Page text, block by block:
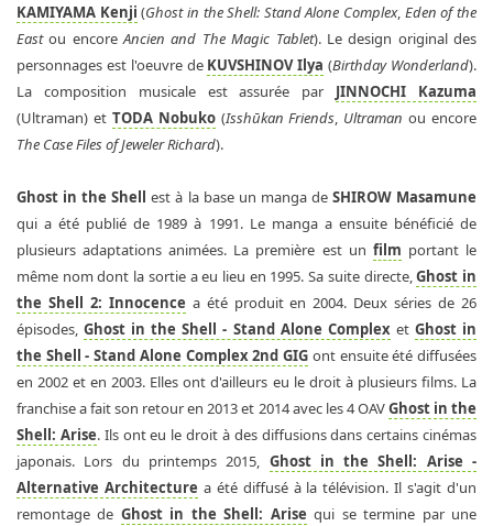
KAMIYAMA Kenji (Ghost in the Shell: Stand Alone Complex, Eden of the
Eastou encoreAncien and The Magic Tablet). Le design original des
personnages est l'oeuvre de KUVSHINOV Ilya (Birthday Wonderland).
La composition musicale est assurée par JINNOCHI Kazuma
(Ultraman) et TODA Nobuko(Isshūkan Friends, Ultraman ou encore
The Case Files of Jeweler Richard).
Ghost in the Shell est à la base un manga de SHIROW Masamune
qui a été publié de 1989 à 1991. Le manga a ensuite bénéficié de
plusieurs adaptations animées. La première est un film portant le
même nom dont la sortie a eu lieu en 1995. Sa suite directe,Ghost in
the Shell 2: Innocence a été produit en 2004. Deux séries de 26
épisodes,Ghost in the Shell - Stand Alone Complexet Ghost in
the Shell - Stand Alone Complex 2nd GIG ont ensuite été diffusées
en 2002 et en 2003. Elles ont d'ailleurs eu le droit à plusieurs films. La
franchise a fait son retour en 2013 et 2014 avec les 4 OAVGhost in the
Shell: Arise. Ils ont eu le droit à des diffusions dans certains cinémas
japonais. Lors du printemps 2015, Ghost in the Shell: Arise -
Alternative Architecture a été diffusé à la télévision. Il s'agit d'un
remontage de Ghost in the Shell: Arise qui se termine par une